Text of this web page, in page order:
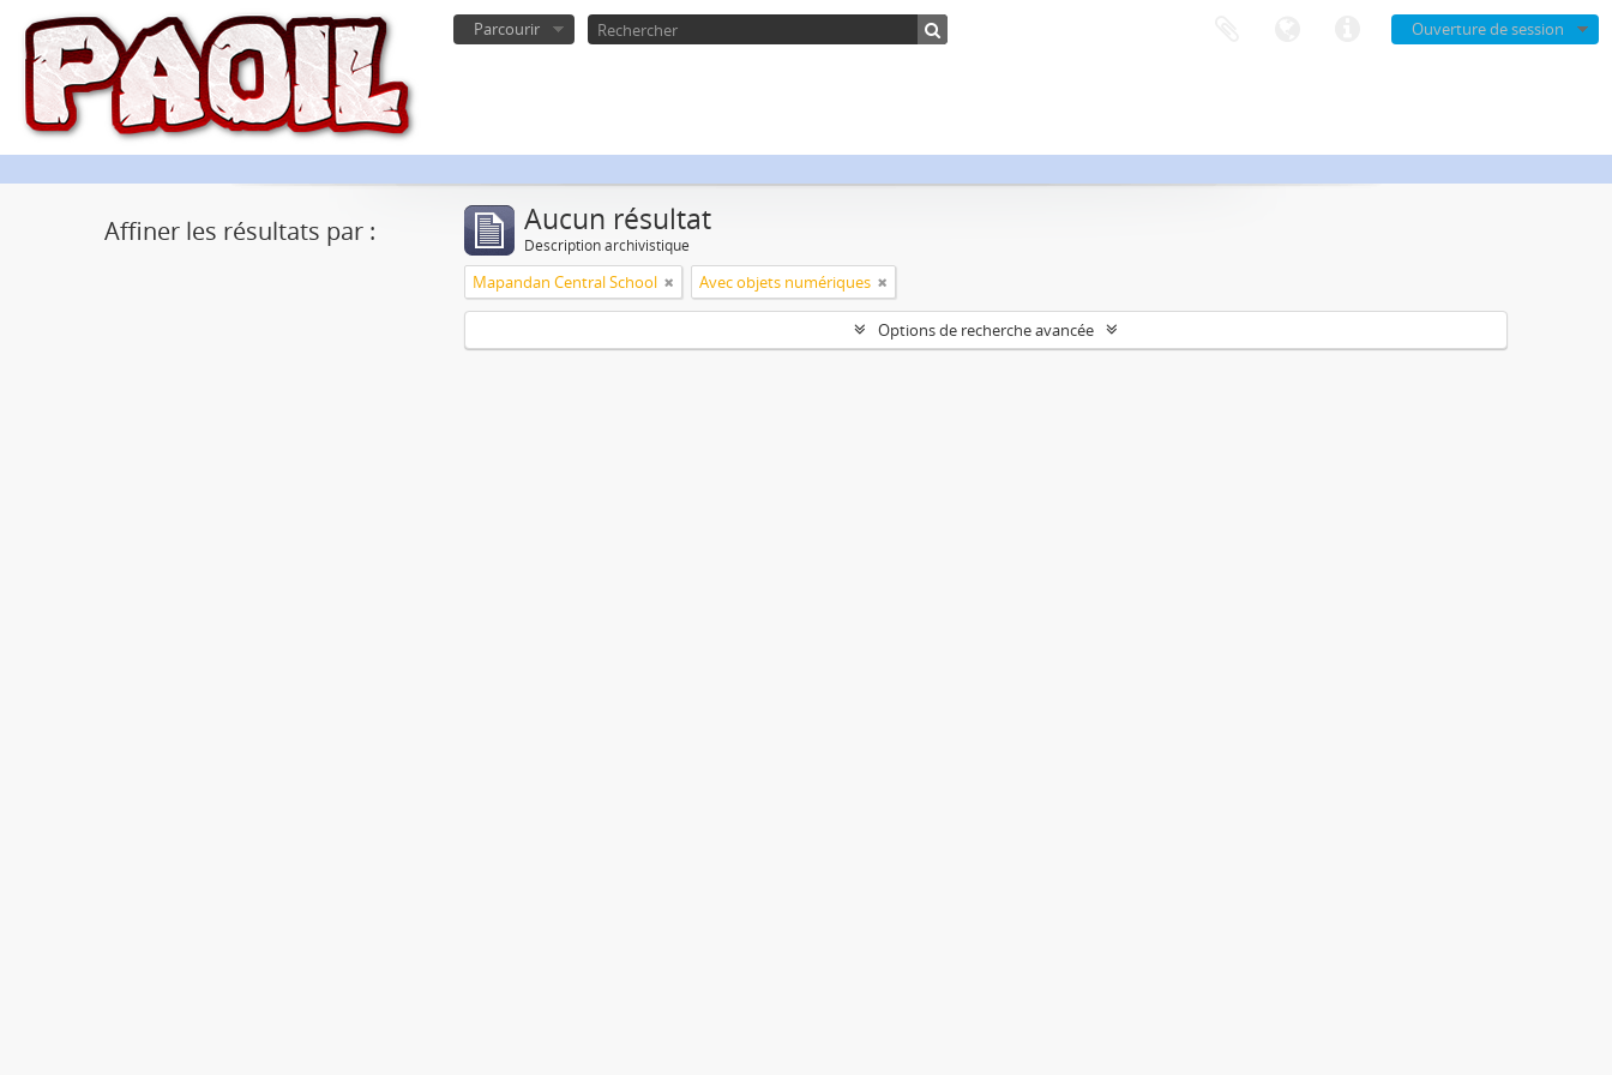
Ouverture de session
Parcourir
Affiner les résultats par : Aucun résultat
Description archivistique
Mapandan Central School Avec objets numériques
Options de recherche avancée